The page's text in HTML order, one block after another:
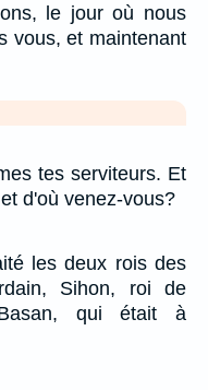
le jour où nous
vous, et maintenant
tes serviteurs. Et
d'où venez-vous?
les deux rois des
Sihon, roi de
qui était à